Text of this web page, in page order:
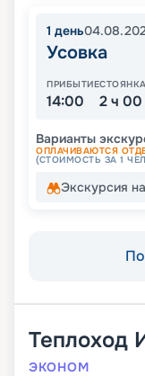
1 день
Усовка
ПРИБЫТИЕ
14:00
СТОЯНКА
2 ч
Варианты
ОПЛАЧИВАЮТСЯ
(СТОИМОСТЬ ЗА 1
Экскурсия
Теплоход
ЭКОНОМ